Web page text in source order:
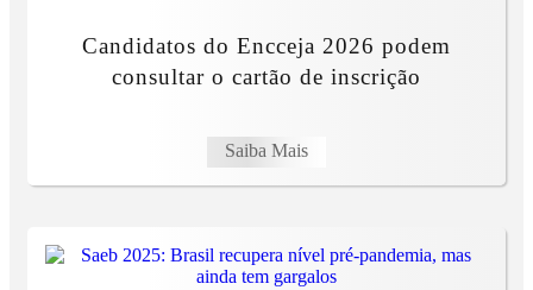
Candidatos do Encceja 2026 podem
consultar o cartão de inscrição
Saiba Mais